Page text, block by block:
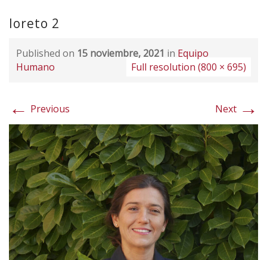
loreto 2
Published on 15 noviembre, 2021 in Equipo
Humano
Full resolution (800 × 695)
← Previous Next →